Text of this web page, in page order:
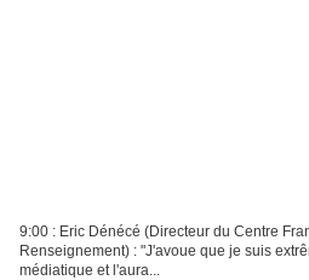
9:00 : Eric Dénécé (Directeur du Centre
Renseignement) : "J'avoue que je suis
médiatique et l'aura...